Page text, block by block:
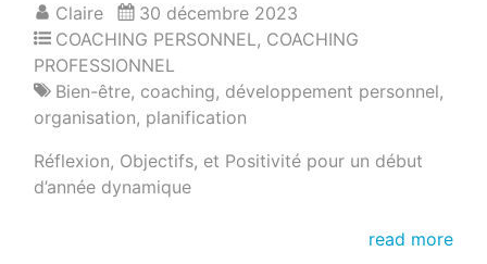
Claire
30 décembre 2023
COACHING PERSONNEL, COACHING
PROFESSIONNEL
Bien-être, coaching, développement personnel,
organisation, planification
Réflexion, Objectifs, et Positivité pour un début
d’année dynamique
Finissez
read more